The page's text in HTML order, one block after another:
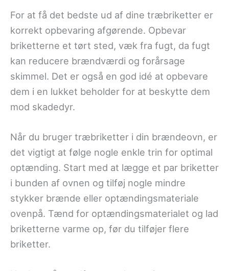
For at få det bedste ud af dine træbriketter er
korrekt opbevaring afgørende. Opbevar
briketterne et tørt sted, væk fra fugt, da fugt
kan reducere brændværdi og forårsage
skimmel. Det er også en god idé at opbevare
dem i en lukket beholder for at beskytte dem
mod skadedyr.
Når du bruger træbriketter i din brændeovn, er
det vigtigt at følge nogle enkle trin for optimal
optænding. Start med at lægge et par briketter
i bunden af ovnen og tilføj nogle mindre
stykker brænde eller optændingsmateriale
ovenpå. Tænd for optændingsmaterialet og lad
briketterne varme op, før du tilføjer flere
briketter.